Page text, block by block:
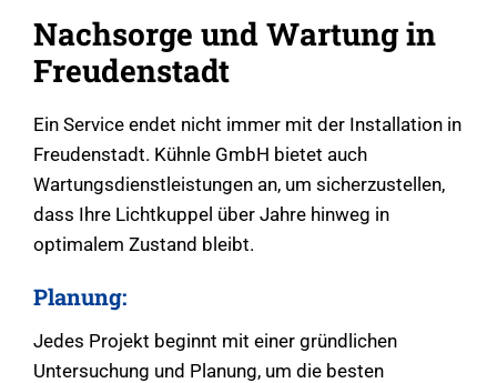
Nachsorge und Wartung in
Freudenstadt
Ein Service endet nicht immer mit der Installation in
Freudenstadt. Kühnle GmbH bietet auch
Wartungsdienstleistungen an, um sicherzustellen,
dass Ihre Lichtkuppel über Jahre hinweg in
optimalem Zustand bleibt.
Planung:
Jedes Projekt beginnt mit einer gründlichen
Untersuchung und Planung, um die besten